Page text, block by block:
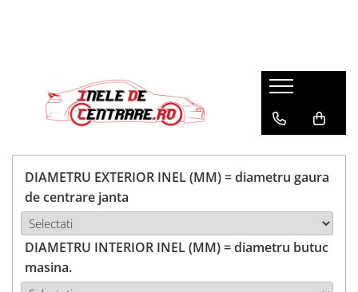
DIAMETRU EXTERIOR INEL (MM) = diametru gaura
de centrare janta
DIAMETRU INTERIOR INEL (MM) = diametru butuc
masina.